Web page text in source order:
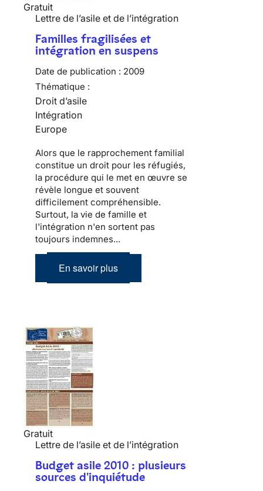
Gratuit
Lettre de l’asile et de l’intégration
Familles fragilisées et
intégration en suspens
Date de publication : 2009
Thématique :
Droit d’asile
Intégration
Europe
Alors que le rapprochement familial
constitue un droit pour les réfugiés,
la procédure qui le met en œuvre se
révèle longue et souvent
difficilement compréhensible.
Surtout, la vie de famille et
l'intégration n'en sortent pas
toujours indemnes...
En savoir plus
Gratuit
Lettre de l’asile et de l’intégration
Budget asile 2010 : plusieurs
sources d'inquiétude